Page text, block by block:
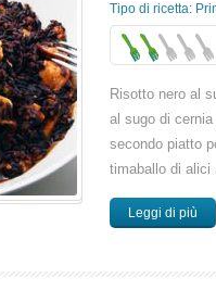
Tipo di ricetta:
Risotto nero al
al sugo di
secondo piatto
timaballo di alici
Leggi di più